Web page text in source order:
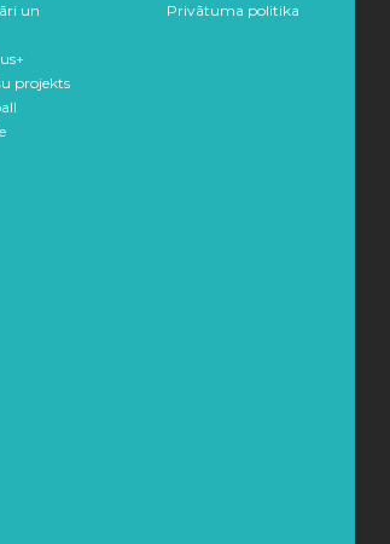
un
projekts
Privātuma politika